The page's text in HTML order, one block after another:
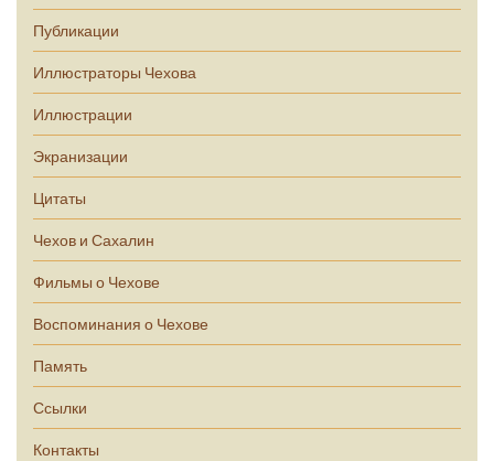
Публикации
Иллюстраторы Чехова
Иллюстрации
Экранизации
Цитаты
Чехов и Сахалин
Фильмы о Чехове
Воспоминания о Чехове
Память
Ссылки
Контакты